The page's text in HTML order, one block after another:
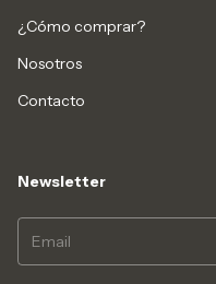
¿Cómo comprar?
Nosotros
Contacto
Newsletter